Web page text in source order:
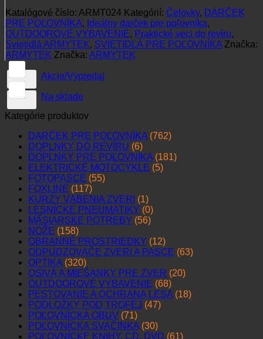
Katalógové číslo: ARMT024 Kategórií: Čelovky, DARČEK
PRE POĽOVNÍKA, Ideálny darček pre poľovníka,
OUTDOOROVÉ VYBAVENIE, Praktické veci do revíru,
Svietidlá ARMYTEK, SVIETIDLÁ PRE POĽOVNÍKA Značka:
ARMYTEK Značka: ARMYTEK
Akcie/Výpredaj
Na sklade
Kategórie produktov
DARČEK PRE POĽOVNÍKA (762)
DOPLNKY DO REVÍRU (6)
DOPLNKY PRE POĽOVNÍKA (181)
ELEKTRICKÉ MOTOCYKLE (5)
FOTOPASCE (55)
FOXLINE (117)
KURZY VÁBENIA ZVERI (1)
LESNÍCKE PNEUMATIKY (0)
MÄSIARSKE POTREBY (56)
NOŽE (158)
OBRANNÉ PROSTRIEDKY (12)
ODPUDZOVAČE ZVERI A PASCE (63)
OPTIKA (320)
OSIVÁ A MIEŠANKY PRE ZVER (20)
OUTDOOROVÉ VYBAVENIE (68)
PESTOVANIE A OCHRANA LESA (18)
PODLOŽKY POD TROFEJ (47)
POĽOVNÍCKA OBUV (71)
POĽOVNÍCKA SVAČINKA (30)
POĽOVNÍCKE KNIHY, CD, DVD (61)